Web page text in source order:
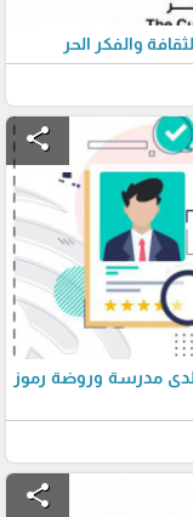
والفكر الحر
share
مدرسة وروضة رموز
share